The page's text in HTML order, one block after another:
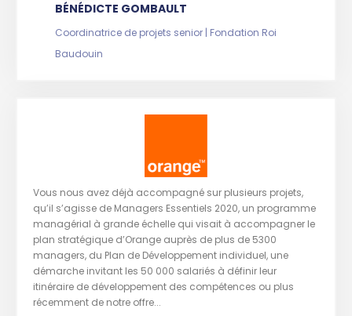
BÉNÉDICTE GOMBAULT
Coordinatrice de projets senior | Fondation Roi
Baudouin
Vous nous avez déjà accompagné sur plusieurs projets,
qu’il s’agisse de Managers Essentiels 2020, un programme
managérial à grande échelle qui visait à accompagner le
plan stratégique d’Orange auprès de plus de 5300
managers, du Plan de Développement individuel, une
démarche invitant les 50 000 salariés à définir leur
itinéraire de développement des compétences ou plus
récemment de notre offre...